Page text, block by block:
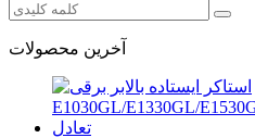
آخرین محصولات